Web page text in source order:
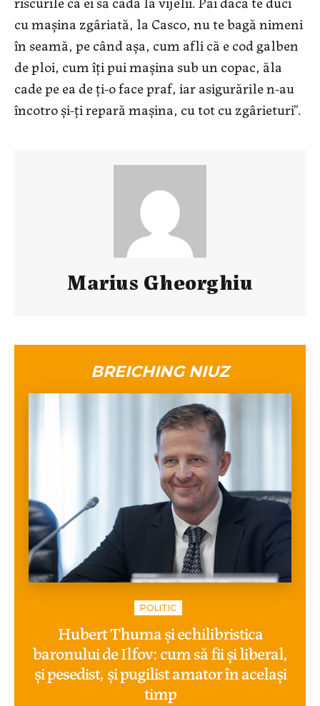
cu maşina zgâriată, la Casco, nu te bagă nimeni
în seamă, pe când aşa, cum afli că e cod galben
de ploi, cum îţi pui maşina sub un copac, ăla
cade pe ea de ţi-o face praf, iar asigurările n-au
încotro şi-ţi repară maşina, cu tot cu zgârieturi”.
Marius Gheorghiu
BREICHING NIUZ
POLITIC
Hubert Thuma și echilibristica
baronului de Ilfov: cum să fii și liberal,
și pesedist, și pugilist amator în același
timp